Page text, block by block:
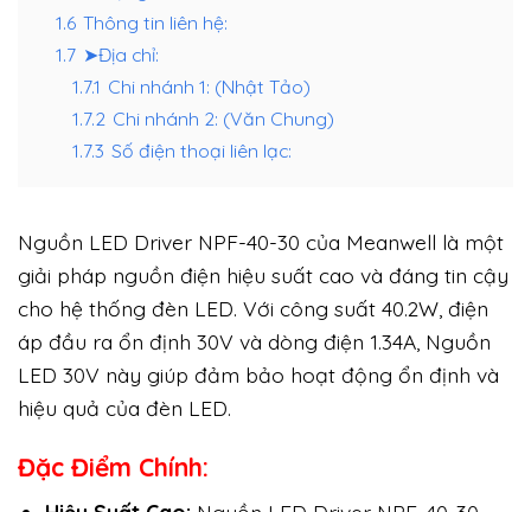
1.6 Thông tin liên hệ:
1.7 ➤Địa chỉ:
1.7.1 Chi nhánh 1: (Nhật Tảo)
1.7.2 Chi nhánh 2: (Văn Chung)
1.7.3 Số điện thoại liên lạc:
Nguồn LED Driver NPF-40-30 của Meanwell là một
giải pháp nguồn điện hiệu suất cao và đáng tin cậy
cho hệ thống đèn LED. Với công suất 40.2W, điện
áp đầu ra ổn định 30V và dòng điện 1.34A, Nguồn
LED 30V này giúp đảm bảo hoạt động ổn định và
hiệu quả của đèn LED.
Đặc Điểm Chính: